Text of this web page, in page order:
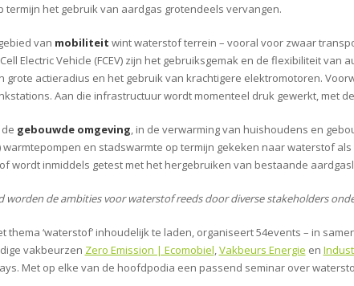
termijn het gebruik van aardgas grotendeels vervangen.
van mobiliteit wint waterstof terrein – vooral voor zwaar
Electric Vehicle (FCEV) zijn het gebruiksgemak en de flexibiliteit van
grote actieradius en het gebruik van krachtigere elektromotoren.
Aan die infrastructuur wordt momenteel druk gewerkt, met
gebouwde omgeving, in de verwarming van huishoudens en
warmtepompen en stadswarmte op termijn gekeken naar waterstof
wordt inmiddels getest met het hergebruiken van bestaande
worden de ambities voor waterstof reeds door diverse stakeholders
thema ‘waterstof’ inhoudelijk te laden, organiseert 54events – in
vakbeurzen Zero Emission | Ecomobiel,Vakbeurs Energie en
Met op elke van de hoofdpodia een passend seminar over